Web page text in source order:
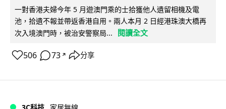
一對香港夫婦今年 5 月遊澳門乘的士拾獲他人遺留相機及電
池，拾遺不報並帶返香港自用。兩人本月 2 日經港珠澳大橋再
次入境澳門時，被治安警察局...
閱讀全文
506 73 ↗ 分享
3C科技 家居無線